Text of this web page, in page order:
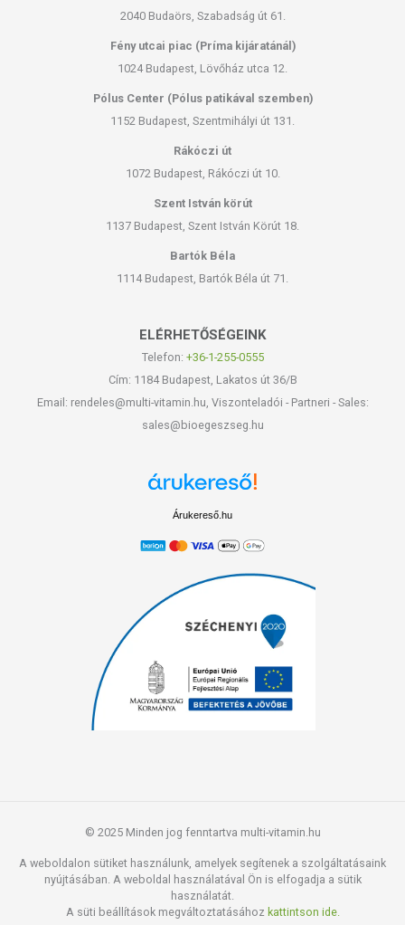
2040 Budaörs, Szabadság út 61.
Fény utcai piac (Príma kijáratánál)
1024 Budapest, Lövőház utca 12.
Pólus Center (Pólus patikával szemben)
1152 Budapest, Szentmihályi út 131.
Rákóczi út
1072 Budapest, Rákóczi út 10.
Szent István körút
1137 Budapest, Szent István Körút 18.
Bartók Béla
1114 Budapest, Bartók Béla út 71.
ELÉRHETŐSÉGEINK
Telefon: +36-1-255-0555
Cím: 1184 Budapest, Lakatos út 36/B
Email: rendeles@multi-vitamin.hu, Viszonteladói - Partneri - Sales:
sales@bioegeszseg.hu
Árukereső.hu
© 2025 Minden jog fenntartva multi-vitamin.hu
A weboldalon sütiket használunk, amelyek segítenek a szolgáltatásaink
nyújtásában. A weboldal használatával Ön is elfogadja a sütik
használatát.
A süti beállítások megváltoztatásához kattintson ide.